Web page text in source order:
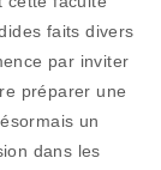
faits divers
par inviter
préparer une
un
dans les